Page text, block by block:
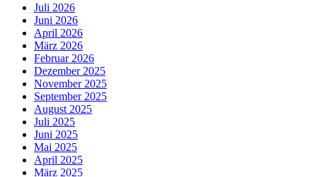
Juli 2026
Juni 2026
April 2026
März 2026
Februar 2026
Dezember 2025
November 2025
September 2025
August 2025
Juli 2025
Juni 2025
Mai 2025
April 2025
März 2025